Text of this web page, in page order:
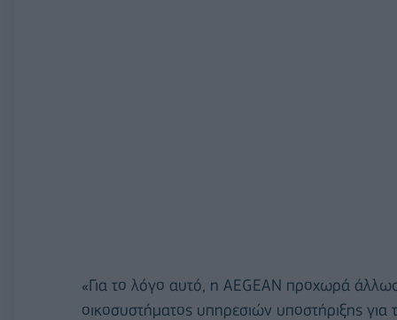
«Για το λόγο αυτό, η AEGEAN προχωρά
οικοσυστήματος υπηρεσιών υποστήριξης